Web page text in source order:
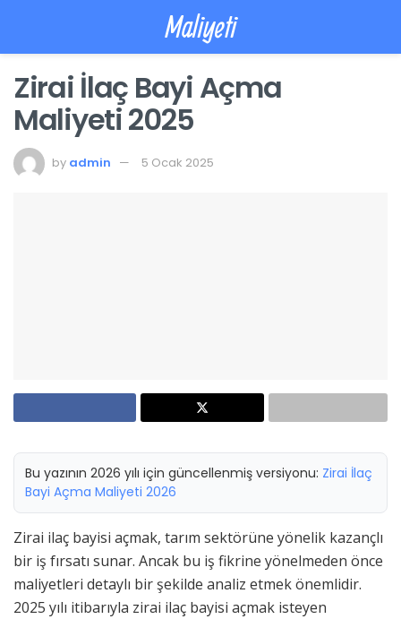
Maliyeti
Zirai İlaç Bayi Açma
Maliyeti 2025
by admin 5 Ocak 2025
Bu yazının 2026 yılı için güncellenmiş versiyonu: Zirai İlaç
Bayi Açma Maliyeti 2026
Zirai ilaç bayisi açmak, tarım sektörüne yönelik kazançlı
bir iş fırsatı sunar. Ancak bu iş fikrine yönelmeden önce
maliyetleri detaylı bir şekilde analiz etmek önemlidir.
2025 yılı itibarıyla zirai ilaç bayisi açmak isteyen